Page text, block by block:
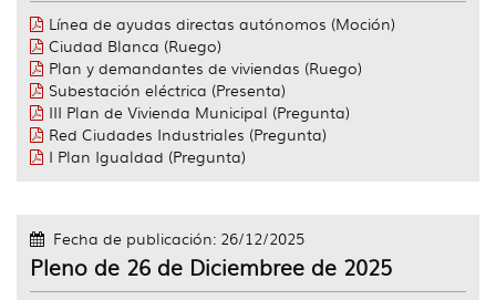
Línea de ayudas directas autónomos (Moción)
Ciudad Blanca (Ruego)
Plan y demandantes de viviendas (Ruego)
Subestación eléctrica (Presenta)
III Plan de Vivienda Municipal (Pregunta)
Red Ciudades Industriales (Pregunta)
I Plan Igualdad (Pregunta)
Fecha de publicación: 26/12/2025
Pleno de 26 de Diciembree de 2025